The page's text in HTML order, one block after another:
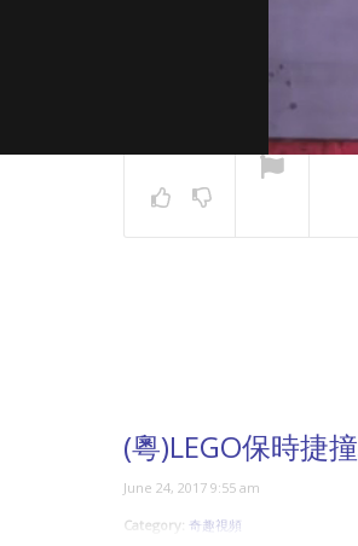
(粵)LEGO保時捷
June 24, 2017 9:55 am
Category: 奇趣視頻